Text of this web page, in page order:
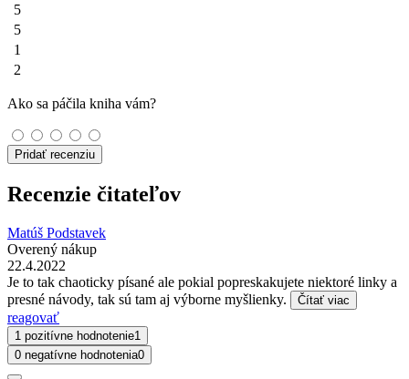
5
5
1
2
Ako sa páčila kniha vám?
Pridať recenziu
Recenzie čitateľov
Matúš Podstavek
Overený nákup
22.4.2022
Je to tak chaoticky písané ale pokial popreskakujete niektoré linky a
presné návody, tak sú tam aj výborne myšlienky.
Čítať viac
reagovať
1 pozitívne hodnotenie1
0 negatívne hodnotenia0